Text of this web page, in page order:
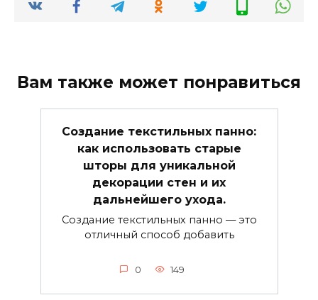
Вам также может понравиться
Создание текстильных панно:
как использовать старые
шторы для уникальной
декорации стен и их
дальнейшего ухода.
Создание текстильных панно — это
отличный способ добавить
0 149